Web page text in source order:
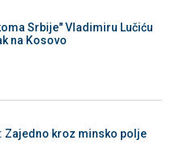
Srbije" Vladimiru Lučiću
na Kosovo
Zajedno kroz minsko polje